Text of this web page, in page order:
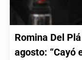
Romina Del
agosto: “Cayó